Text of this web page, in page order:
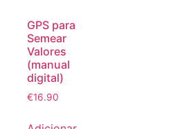
GPS para
Semear
Valores
(manual
digital)
€16.90